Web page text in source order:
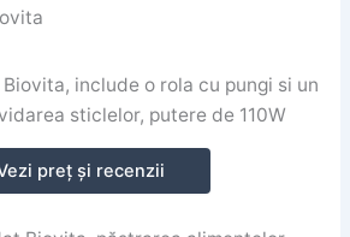
preț și recenzii